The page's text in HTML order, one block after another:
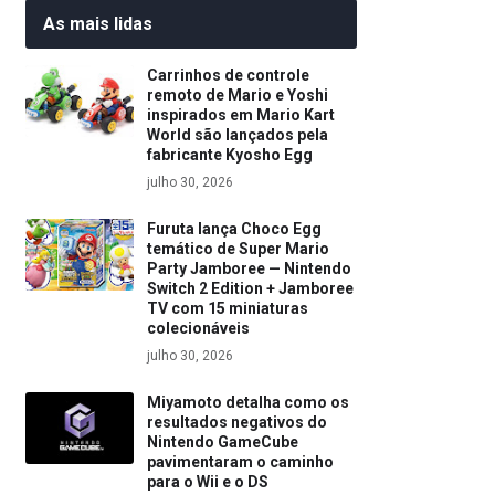
As mais lidas
Carrinhos de controle
remoto de Mario e Yoshi
inspirados em Mario Kart
World são lançados pela
fabricante Kyosho Egg
julho 30, 2026
Furuta lança Choco Egg
temático de Super Mario
Party Jamboree — Nintendo
Switch 2 Edition + Jamboree
TV com 15 miniaturas
colecionáveis
julho 30, 2026
Miyamoto detalha como os
resultados negativos do
Nintendo GameCube
pavimentaram o caminho
para o Wii e o DS